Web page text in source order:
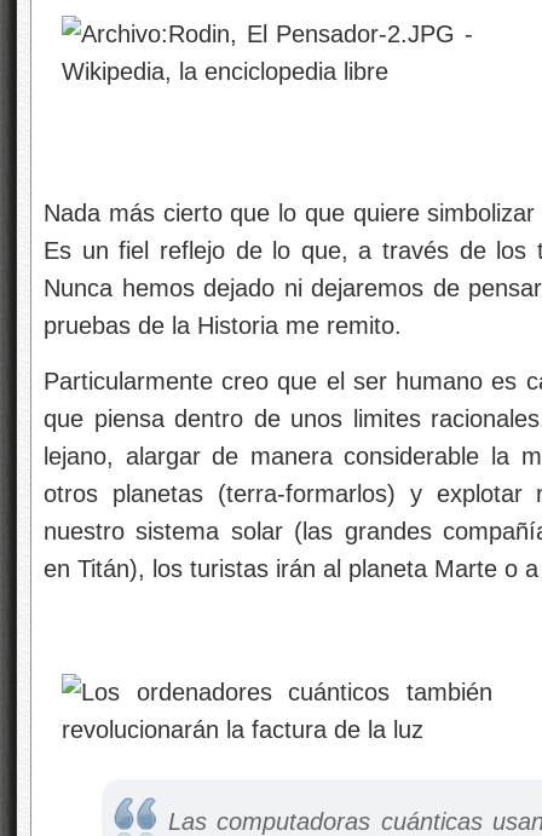
Nada más cierto que lo que quiere
Es un fiel reflejo de lo que, a través de los
Nunca hemos dejado ni dejaremos de
pruebas de la Historia me remito.
Particularmente creo que el ser humano es
que piensa dentro de unos limites
lejano, alargar de manera considerable la
otros planetas (terra-formarlos) y
nuestro sistema solar (las grandes
en Titán), los turistas irán al planeta Marte o
Las computadoras cuánticas